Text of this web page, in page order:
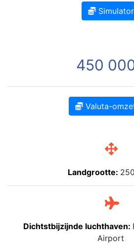
Simulator
450
Valuta-
Landgrootte:
Dichtstbijzijnde luchthaven:
Airport